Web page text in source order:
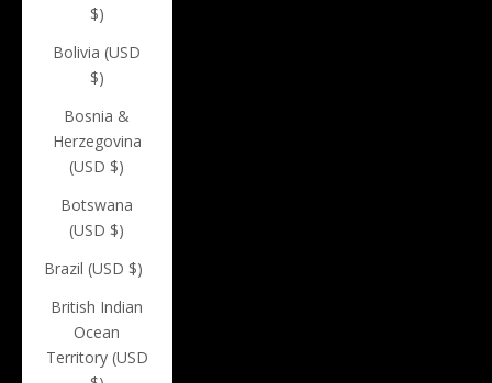
$)
Bolivia (USD
$)
Bosnia &
Herzegovina
(USD $)
Botswana
(USD $)
Brazil (USD $)
British Indian
Ocean
Territory (USD